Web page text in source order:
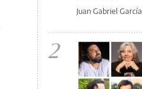
Juan Gabriel García
2